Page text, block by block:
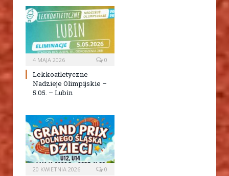
4 MAJA 2026 0
Lekkoatletyczne
Nadzieje Olimpijskie –
5.05. – Lubin
20 KWIETNIA 2026 0